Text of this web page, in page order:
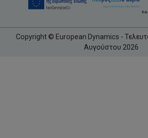
Copyright © European Dynamics -
Αυγούστου 2026